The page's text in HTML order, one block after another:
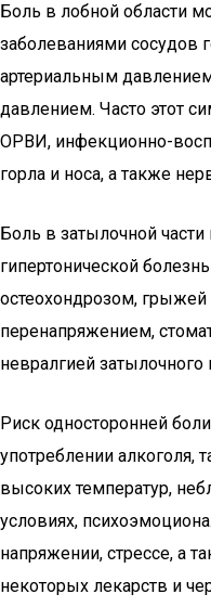
Боль в лобной области
заболеваниями сосудов
артериальным
давлением. Часто этот
ОРВИ, инфекционно-
горла и носа, а также
Боль в затылочной
гипертонической
остеохондрозом,
перенапряжением,
невралгией затылочного
Риск односторонней
употреблении алкоголя,
высоких температур,
условиях,
напряжении, стрессе, а
некоторых лекарств и